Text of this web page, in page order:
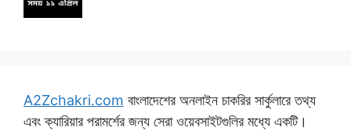
A2Zchakri.com বাংলাদেশের অনলাইন চাকরির সার্কুলারে তথ্য
এবং ক্যারিয়ার পরামর্শের জন্য সেরা ওয়েবসাইটগুলির মধ্যে একটি।